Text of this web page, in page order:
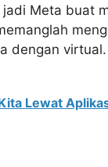
Meta buat
dengan virtual.
Lewat